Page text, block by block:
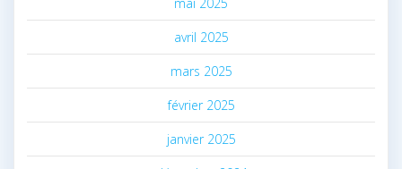
avril 2025
mars 2025
février 2025
janvier 2025